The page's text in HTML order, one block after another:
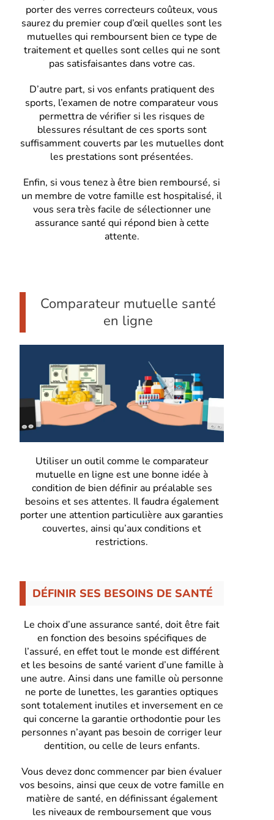
porter des verres correcteurs coûteux, vous
saurez du premier coup d’œil quelles sont les
mutuelles qui remboursent bien ce type de
traitement et quelles sont celles qui ne sont
pas satisfaisantes dans votre cas.
D’autre part, si vos enfants pratiquent des
sports, l’examen de notre comparateur vous
permettra de vérifier si les risques de
blessures résultant de ces sports sont
suffisamment couverts par les mutuelles dont
les prestations sont présentées.
Enfin, si vous tenez à être bien remboursé, si
un membre de votre famille est hospitalisé, il
vous sera très facile de sélectionner une
assurance santé qui répond bien à cette
attente.
Comparateur mutuelle santé
en ligne
Utiliser un outil comme le comparateur
mutuelle en ligne est une bonne idée à
condition de bien définir au préalable ses
besoins et ses attentes. Il faudra également
porter une attention particulière aux garanties
couvertes, ainsi qu’aux conditions et
restrictions.
DÉFINIR SES BESOINS DE SANTÉ
Le choix d’une assurance santé, doit être fait
en fonction des besoins spécifiques de
l’assuré, en effet tout le monde est différent
et les besoins de santé varient d’une famille à
une autre. Ainsi dans une famille où personne
ne porte de lunettes, les garanties optiques
sont totalement inutiles et inversement en ce
qui concerne la garantie orthodontie pour les
personnes n’ayant pas besoin de corriger leur
dentition, ou celle de leurs enfants.
Vous devez donc commencer par bien évaluer
vos besoins, ainsi que ceux de votre famille en
matière de santé, en définissant également
les niveaux de remboursement que vous